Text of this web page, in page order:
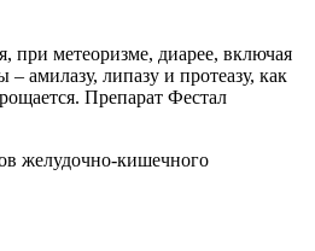
при метеоризме, диарее, включая
амилазу, липазу и протеазу, как
Препарат Фестал
желудочно-кишечного